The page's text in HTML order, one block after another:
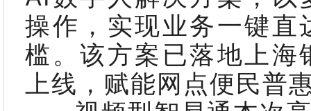
操作，实现业务一键
槛。该方案已落地上
上线，赋能网点便民普